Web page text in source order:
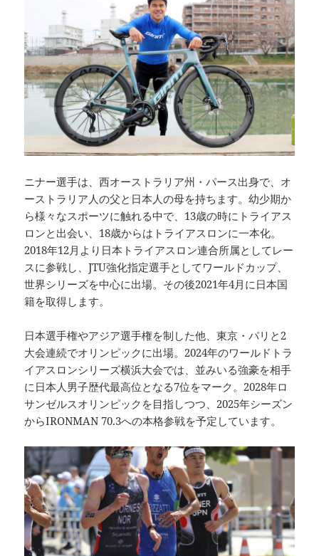
ニナー選手は、西オーストラリア州・パース出身で、オ
ーストラリア人の父と日本人の母を持ちます。幼少期か
ら様々なスポーツに触れる中で、13歳の時にトライアス
ロンと出会い、18歳からはトライアスロンに一本化。
2018年12月より日本トライアスロン連合所属としてレー
スに参戦し、JTU強化指定選手としてワールドカップ、
世界シリーズを中心に出場。その後2021年4月に日本国
籍を取得します。
日本選手権やアジア選手権を制した他、東京・パリと2
大会連続でオリンピックに出場。2024年のワールドトラ
イアスロンシリーズ横浜大会では、並みいる強豪を相手
に日本人男子歴代最高位となる7位をマーク。2028年ロ
サンゼルスオリンピックを目指しつつ、2025年シーズン
からIRONMAN 70.3への本格参戦を予定しています。